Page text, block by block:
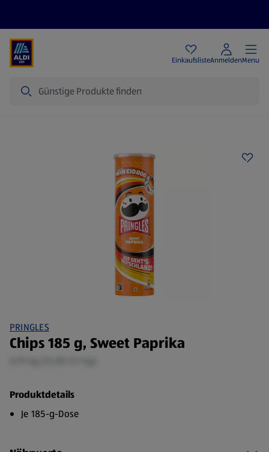
EinkaufslisteAnmeldenMenu
PRINGLES
Chips 185 g, Sweet Paprika
Produktdetails
Je 185-g-Dose